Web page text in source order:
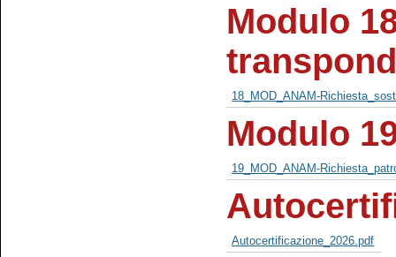
Modulo
18_MOD_ANAM-
Modulo
19_MOD_ANAM-
Autocertificazione_2026.pdf